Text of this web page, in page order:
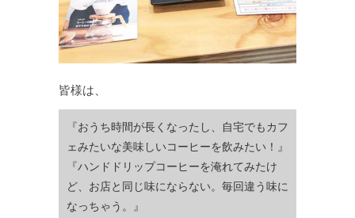
皆様は、
『おうち時間が長くなったし、自宅でもカフ
ェみたいな美味しいコーヒーを飲みたい！』
『ハンドドリップコーヒーを淹れてみたけ
ど、お店と同じ味にならない。毎回違う味に
なっちゃう。』